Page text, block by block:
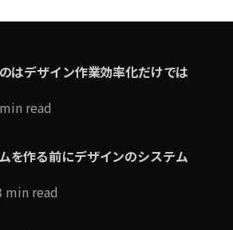
はデザイン作業効率化だけでは
read
を作る前にデザインのシステム
min read